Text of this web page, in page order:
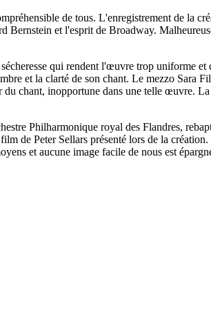
de tous. L'enregistrement de la
et l'esprit de Broadway.
qui rendent l'œuvre trop uniforme
et la clarté de son chant. Le mezzo Sara
chant, inopportune dans une telle œuvre.
Philharmonique royal des Flandres,
de Peter Sellars présenté lors de la création.
et aucune image facile de nous est